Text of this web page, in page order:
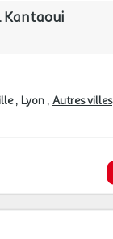
Kantaoui
Lyon Autres villes